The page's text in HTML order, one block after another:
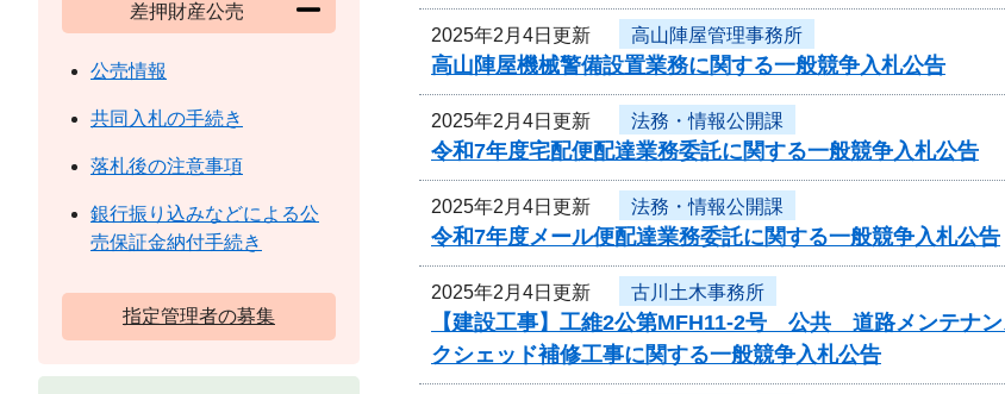
2025年2月4日更新 高山陣屋管理事務所
高山陣屋機械警備設置業務に関する一般競争入札公告
2025年2月4日更新 法務・情報公開課
令和7年度宅配便配達業務委託に関する一般競争入札公告
2025年2月4日更新 法務・情報公開課
令和7年度メール便配達業務委託に関する一般競争入札公告
2025年2月4日更新 古川土木事務所
【建設工事】工維2公第MFH11-2号 公共 道路メンテナ
クシェッド補修工事に関する一般競争入札公告
差押財産公売
公売情報
共同入札の手続き
落札後の注意事項
銀行振り込みなどによる公
売保証金納付手続き
指定管理者の募集